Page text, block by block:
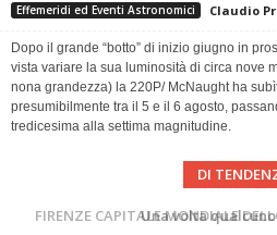
Effemeridi ed Eventi Astronomici Claudio
Dopo il grande “botto” di inizio giugno in
vista variare la sua luminosità di circa nove
nona grandezza) la 220P/ McNaught ha
presumibilmente tra il 5 e il 6 agosto,
tredicesima alla settima magnitudine.
DI
Cielo del Mese di